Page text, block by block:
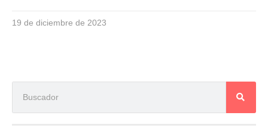
19 de diciembre de 2023